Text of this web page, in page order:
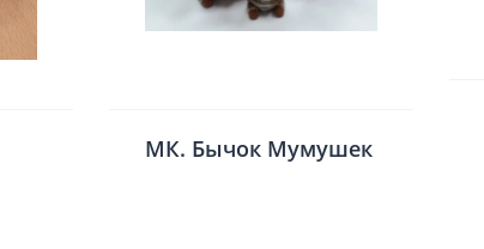
МК. Бычок Мумушек